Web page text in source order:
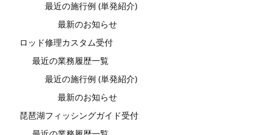
最近の施行例 (単発紹介)
最新のお知らせ
ロッド修理カスタム受付
最近の業務履歴一覧
最近の施行例 (単発紹介)
最新のお知らせ
琵琶湖フィッシングガイド受付